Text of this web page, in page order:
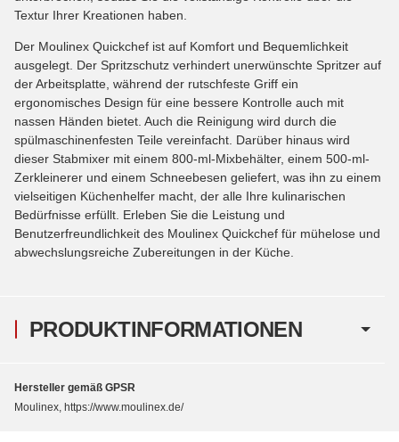
PRODUKTINFORMATIONEN
Textur Ihrer Kreationen haben.
Der Moulinex Quickchef ist auf Komfort und Bequemlichkeit
ausgelegt. Der Spritzschutz verhindert unerwünschte Spritzer auf
der Arbeitsplatte, während der rutschfeste Griff ein
ergonomisches Design für eine bessere Kontrolle auch mit
nassen Händen bietet. Auch die Reinigung wird durch die
spülmaschinenfesten Teile vereinfacht. Darüber hinaus wird
dieser Stabmixer mit einem 800-ml-Mixbehälter, einem 500-ml-
Zerkleinerer und einem Schneebesen geliefert, was ihn zu einem
vielseitigen Küchenhelfer macht, der alle Ihre kulinarischen
Bedürfnisse erfüllt. Erleben Sie die Leistung und
Benutzerfreundlichkeit des Moulinex Quickchef für mühelose und
abwechslungsreiche Zubereitungen in der Küche.
Hersteller gemäß GPSR
Moulinex, https://www.moulinex.de/